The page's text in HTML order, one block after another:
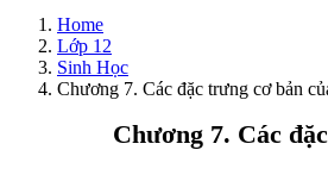
Home
Lớp 12
Sinh Học
Chương 7. Các đặc trưng cơ bản
Chương 7. Các